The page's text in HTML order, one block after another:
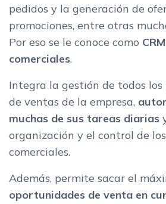
pedidos y la generación de
promociones, entre otras
Por eso se le conoce como
comerciales.
Integra la gestión de todos los
de ventas de la empresa,
muchas de sus tareas diarias
organización y el control de
comerciales.
Además, permite sacar el
oportunidades de venta en